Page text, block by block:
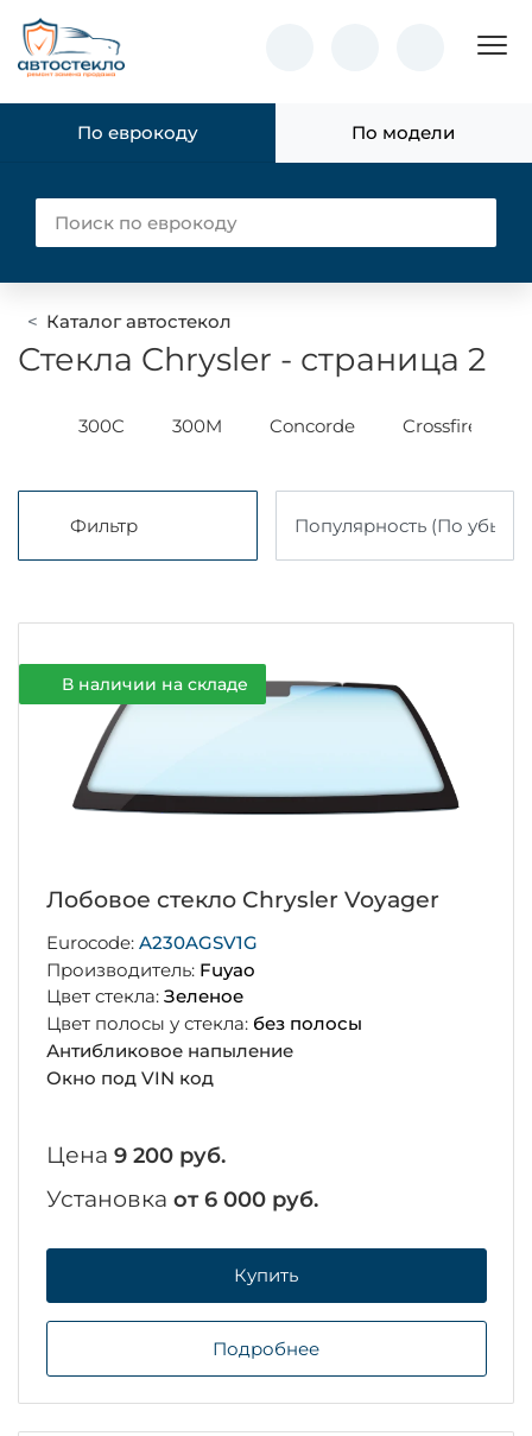
По еврокоду По модели
Каталог автостекол
Стекла Chrysler - страница 2
300C 300M Concorde Crossfire
Фильтр
В наличии на складе
Лобовое стекло Chrysler Voyager
Eurocode: A230AGSV1G
Производитель: Fuyao
Цвет стекла: Зеленое
Цвет полосы у стекла: без полосы
Антибликовое напыление
Окно под VIN код
Цена 9 200 руб.
Установка от 6 000 руб.
Купить
Подробнее